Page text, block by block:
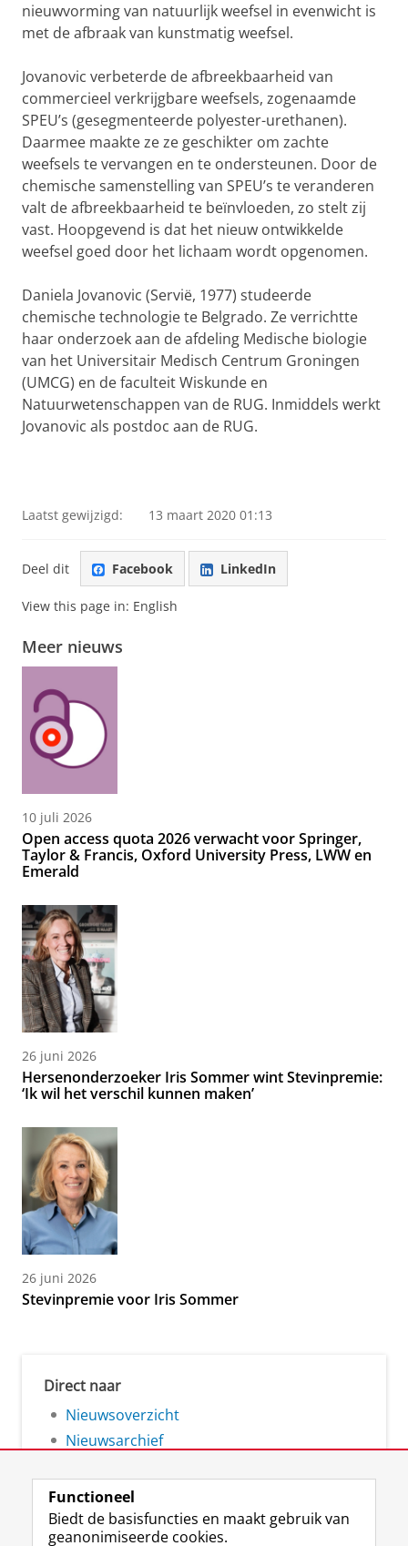
nieuwvorming van natuurlijk weefsel in evenwicht is
met de afbraak van kunstmatig weefsel.
Jovanovic verbeterde de afbreekbaarheid van
commercieel verkrijgbare weefsels, zogenaamde
SPEU’s (gesegmenteerde polyester-urethanen).
Daarmee maakte ze ze geschikter om zachte
weefsels te vervangen en te ondersteunen. Door de
chemische samenstelling van SPEU’s te veranderen
valt de afbreekbaarheid te beïnvloeden, zo stelt zij
vast. Hoopgevend is dat het nieuw ontwikkelde
weefsel goed door het lichaam wordt opgenomen.
Daniela Jovanovic (Servië, 1977) studeerde
chemische technologie te Belgrado. Ze verrichtte
haar onderzoek aan de afdeling Medische biologie
van het Universitair Medisch Centrum Groningen
(UMCG) en de faculteit Wiskunde en
Natuurwetenschappen van de RUG. Inmiddels werkt
Jovanovic als postdoc aan de RUG.
Laatst gewijzigd: 13 maart 2020 01:13
Deel dit Facebook LinkedIn
View this page in: English
Meer nieuws
10 juli 2026
Open access quota 2026 verwacht voor Springer,
Taylor & Francis, Oxford University Press, LWW en
Emerald
26 juni 2026
Hersenonderzoeker Iris Sommer wint Stevinpremie:
‘Ik wil het verschil kunnen maken’
26 juni 2026
Stevinpremie voor Iris Sommer
Direct naar
Nieuwsoverzicht
Nieuwsarchief
Functioneel
Biedt de basisfuncties en maakt gebruik van
geanonimiseerde cookies.